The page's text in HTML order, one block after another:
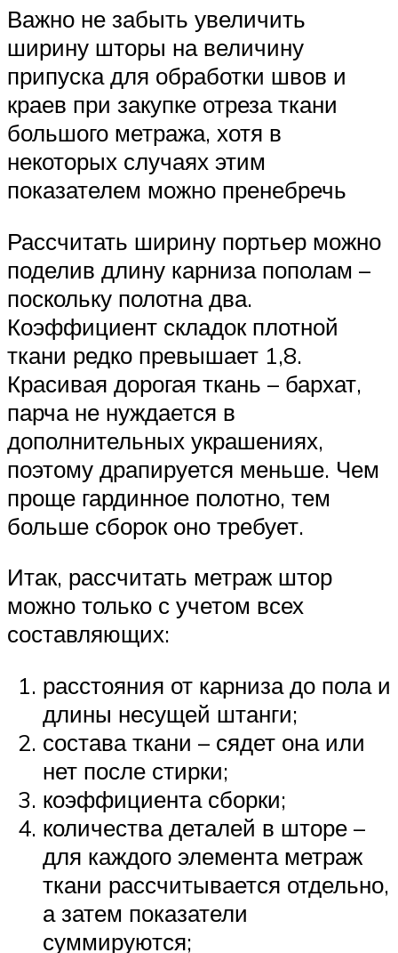
Важно не забыть увеличить
ширину шторы на величину
припуска для обработки швов и
краев при закупке отреза ткани
большого метража, хотя в
некоторых случаях этим
показателем можно пренебречь
Рассчитать ширину портьер можно
поделив длину карниза пополам –
поскольку полотна два.
Коэффициент складок плотной
ткани редко превышает 1,8.
Красивая дорогая ткань – бархат,
парча не нуждается в
дополнительных украшениях,
поэтому драпируется меньше. Чем
проще гардинное полотно, тем
больше сборок оно требует.
Итак, рассчитать метраж штор
можно только с учетом всех
составляющих:
расстояния от карниза до пола и
длины несущей штанги;
состава ткани – сядет она или
нет после стирки;
коэффициента сборки;
количества деталей в шторе –
для каждого элемента метраж
ткани рассчитывается отдельно,
а затем показатели
суммируются;